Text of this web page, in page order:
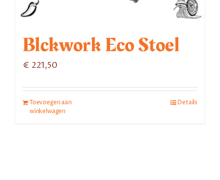
Blckwork Eco Stoel
€ 221,50
Toevoegen aan
winkelwagen
Details